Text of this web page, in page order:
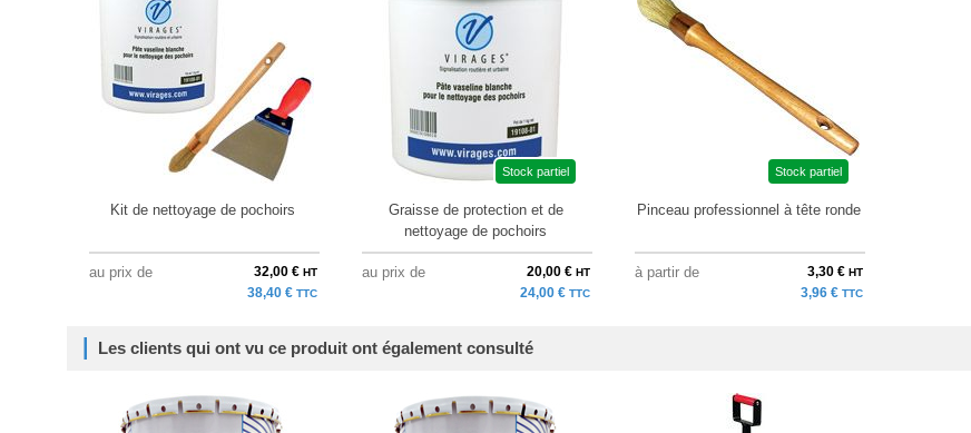
Kit de nettoyage de pochoirs
au prix de 32,00 € HT
38,40 € TTC
Stock partiel
Graisse de protection et de
nettoyage de pochoirs
au prix de 20,00 € HT
24,00 € TTC
Stock partiel
Pinceau professionnel à tête ronde
à partir de 3,30 € HT
3,96 € TTC
Les clients qui ont vu ce produit ont également consulté